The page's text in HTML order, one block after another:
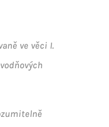
ve věci I.